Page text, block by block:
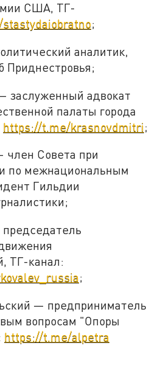
США, ТГ-
;
аналитик,
Приднестровья;
заслуженный адвокат
палаты города
https://t.me/krasnovdmitri;
член Совета при
по межнациональным
Гильдии
ТГ-канал:
;
— предприниматель
вопросам "Опоры
https://t.me/alpetra